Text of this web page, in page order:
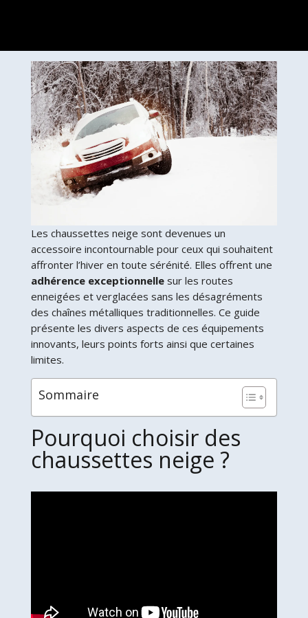
Les chaussettes neige sont devenues un
accessoire incontournable pour ceux qui souhaitent
affronter l’hiver en toute sérénité. Elles offrent une
adhérence exceptionnellesur les routes
enneigées et verglacées sans les désagréments
des chaînes métalliques traditionnelles. Ce guide
présente les divers aspects de ces équipements
innovants, leurs points forts ainsi que certaines
limites.
Sommaire
Pourquoi choisir des
chaussettes neige ?